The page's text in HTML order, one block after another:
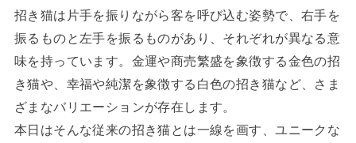
招き猫は片手を振りながら客を呼び込む姿勢で、右手を
振るものと左手を振るものがあり、それぞれが異なる意
味を持っています。金運や商売繁盛を象徴する金色の招
き猫や、幸福や純潔を象徴する白色の招き猫など、さま
ざまなバリエーションが存在します。
本日はそんな従来の招き猫とは一線を画す、ユニークな